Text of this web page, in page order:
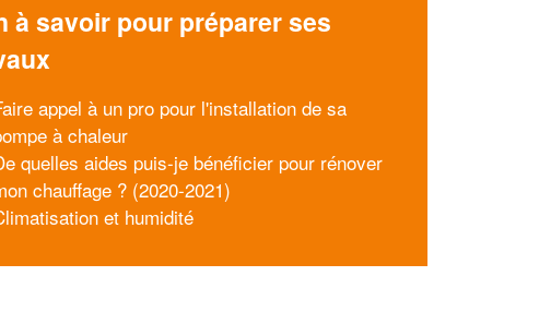
à savoir pour préparer ses
appel à un pro pour l'installation de sa
à chaleur
quelles aides puis-je bénéficier pour rénover
chauffage ? (2020-2021)
et humidité